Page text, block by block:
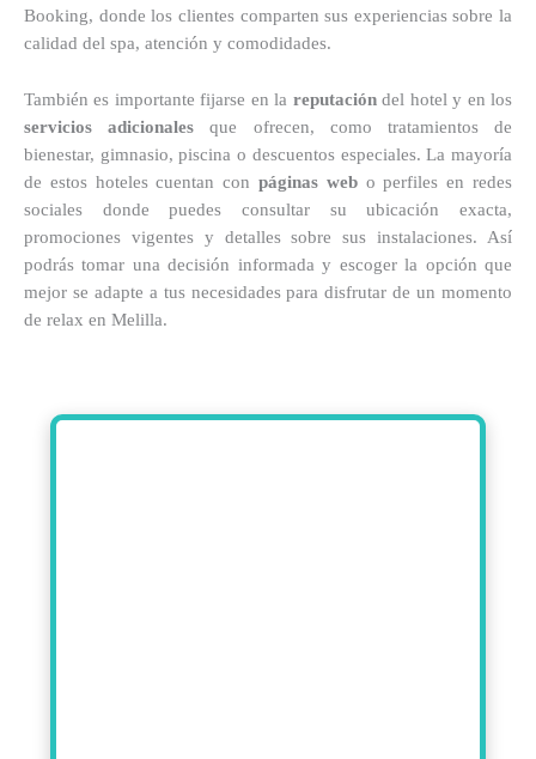
Booking, donde los clientes comparten sus experiencias sobre la
calidad del spa, atención y comodidades.
También es importante fijarse en la reputacióndel hotel y en los
servicios adicionales que ofrecen, como tratamientos de
bienestar, gimnasio, piscina o descuentos especiales. La mayoría
de estos hoteles cuentan con páginas webo perfiles en redes
sociales donde puedes consultar su ubicación exacta,
promociones vigentes y detalles sobre sus instalaciones. Así
podrás tomar una decisión informada y escoger la opción que
mejor se adapte a tus necesidades para disfrutar de un momento
de relax en Melilla.